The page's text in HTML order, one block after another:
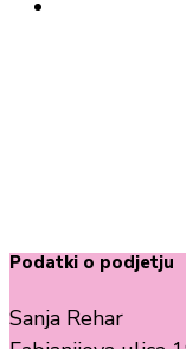
Podatki o podjetju
Sanja Rehar